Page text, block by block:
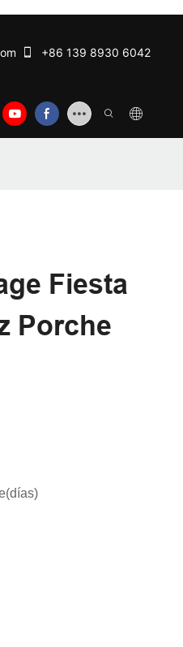
+86 139 8930 6042
Guirnaldas de luces
Fiesta
Porche